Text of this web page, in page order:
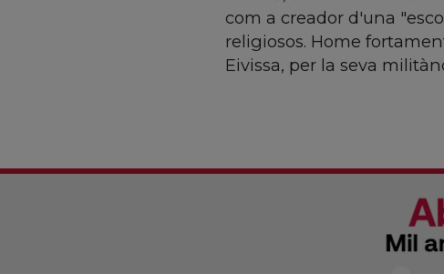
com a creador d'una
religiosos. Home
Eivissa, per la seva